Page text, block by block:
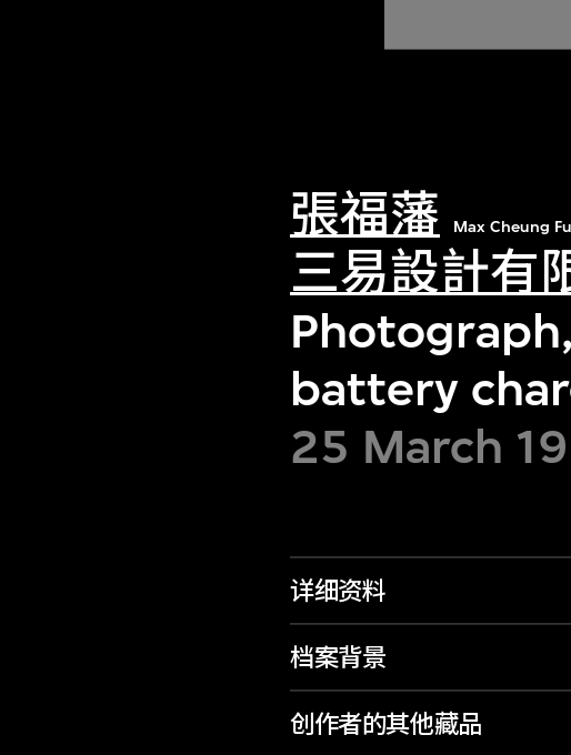
張福藩 Max Cheung
三易設計有
battery
25 March
详细资料
档案背景
创作者的其他藏品